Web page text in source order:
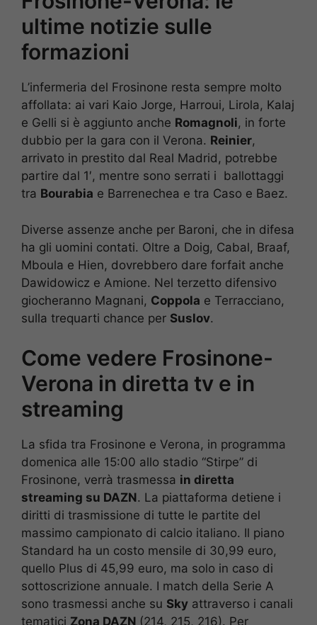
ultime notizie sulle
formazioni
L’infermeria del Frosinone resta sempre molto
affollata: ai vari Kaio Jorge, Harroui, Lirola, Kalaj
e Gelli si è aggiunto anche Romagnoli, in forte
dubbio per la gara con il Verona. Reinier,
arrivato in prestito dal Real Madrid, potrebbe
partire dal 1′, mentre sono serrati i ballottaggi
tra Bourabia e Barrenechea e tra Caso e Baez.
Diverse assenze anche per Baroni, che in difesa
ha gli uomini contati. Oltre a Doig, Cabal, Braaf,
Mboula e Hien, dovrebbero dare forfait anche
Dawidowicz e Amione. Nel terzetto difensivo
giocheranno Magnani, Coppola e Terracciano,
sulla trequarti chance per Suslov.
Come vedere Frosinone-
Verona in diretta tv e in
streaming
La sfida tra Frosinone e Verona, in programma
domenica alle 15:00 allo stadio “Stirpe” di
Frosinone, verrà trasmessa in diretta
streaming su DAZN. La piattaforma detiene i
diritti di trasmissione di tutte le partite del
massimo campionato di calcio italiano. Il piano
Standard ha un costo mensile di 30,99 euro,
quello Plus di 45,99 euro, ma solo in caso di
sottoscrizione annuale. I match della Serie A
sono trasmessi anche su Sky attraverso i canali
tematici Zona DAZN (214, 215, 216). Per